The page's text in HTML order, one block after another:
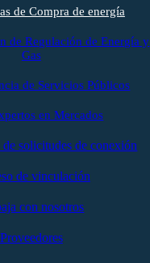
de Compra de energía
de Regulación de Energía y
Gas
de Servicios Públicos
en Mercados
solicitudes de conexión
de vinculación
con nosotros
Proveedores